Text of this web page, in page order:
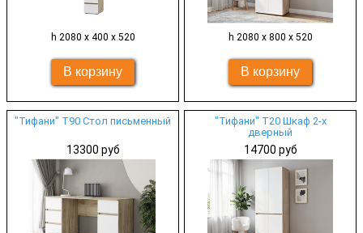
h 2080 х 400 х 520 h 2080 х 800 х 520
"Тифани" Т90 Стол письменный
13300 руб
"Тифани" Т20 Шкаф 2-х
дверный
14700 руб